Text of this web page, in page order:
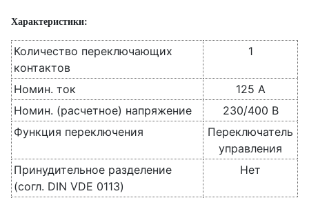
Характеристики:
Количество переключающих
контактов
1
Номин. ток
125 А
Номин. (расчетное) напряжение
230/400 В
Функция переключения
Переключатель
управления
Принудительное разделение
(согл. DIN VDE 0113)
Нет